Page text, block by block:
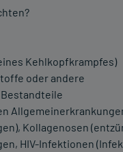
Kehlkopfkrampfes)
oder andere
Kollagenosen
HIV-Infektionen